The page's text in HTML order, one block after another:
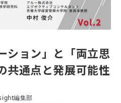
ション」と「両立思
通点と発展可能性
編集部